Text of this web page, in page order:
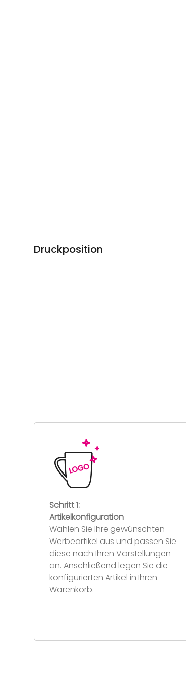
Druckposition
Schritt 1:
Artikelkonfiguration
Wählen Sie Ihre gewünschten
Werbeartikel aus und passen Sie
diese nach Ihren Vorstellungen
an. Anschließend legen Sie die
konfigurierten Artikel in Ihren
Warenkorb.